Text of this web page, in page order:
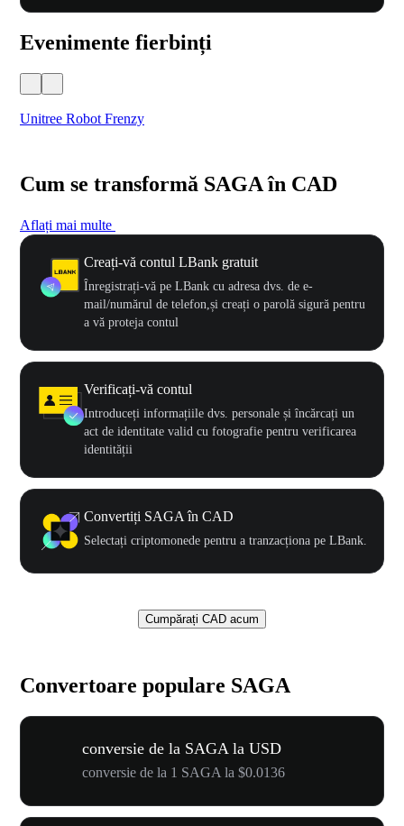
Evenimente fierbinți
Unitree Robot Frenzy
Cum se transformă SAGA în CAD
Aflați mai multe
Creați-vă contul LBank gratuit
Înregistrați-vă pe LBank cu adresa dvs. de e-
mail/numărul de telefon,și creați o parolă sigură pentru
a vă proteja contul
Verificați-vă contul
Introduceți informațiile dvs. personale și încărcați un
act de identitate valid cu fotografie pentru verificarea
identității
Convertiți SAGA în CAD
Selectați criptomonede pentru a tranzacționa pe LBank.
Cumpărați CAD acum
Convertoare populare SAGA
conversie de la SAGA la USD
conversie de la 1 SAGA la $0.0136